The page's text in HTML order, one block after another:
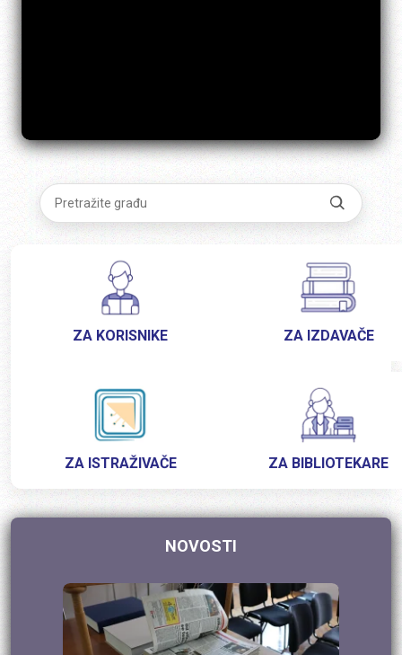
ZA KORISNIKE ZA IZDAVAČE
ZA ISTRAŽIVAČE ZA BIBLIOTEKARE
NOVOSTI